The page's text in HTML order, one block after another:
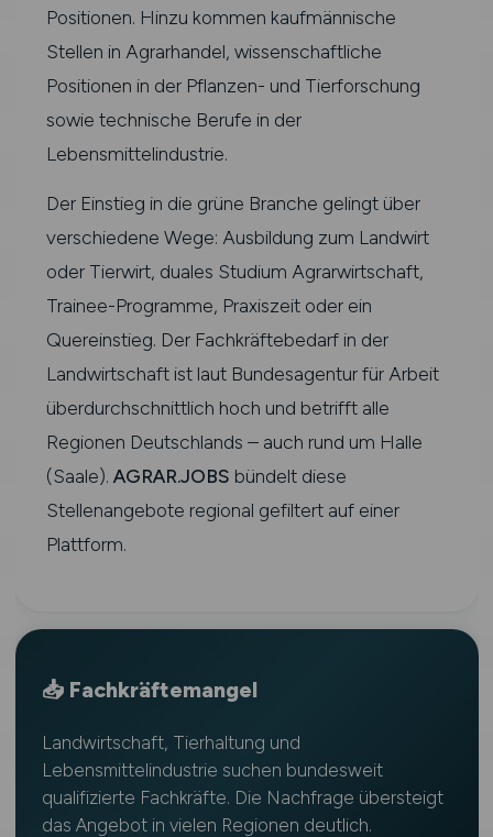
Positionen. Hinzu kommen kaufmännische
Stellen in Agrarhandel, wissenschaftliche
Positionen in der Pflanzen- und Tierforschung
sowie technische Berufe in der
Lebensmittelindustrie.
Der Einstieg in die grüne Branche gelingt über
verschiedene Wege: Ausbildung zum Landwirt
oder Tierwirt, duales Studium Agrarwirtschaft,
Trainee-Programme, Praxiszeit oder ein
Quereinstieg. Der Fachkräftebedarf in der
Landwirtschaft ist laut Bundesagentur für Arbeit
überdurchschnittlich hoch und betrifft alle
Regionen Deutschlands – auch rund um Halle
(Saale). AGRAR.JOBS bündelt diese
Stellenangebote regional gefiltert auf einer
Plattform.
📥 Fachkräftemangel
Landwirtschaft, Tierhaltung und
Lebensmittelindustrie suchen bundesweit
qualifizierte Fachkräfte. Die Nachfrage übersteigt
das Angebot in vielen Regionen deutlich.